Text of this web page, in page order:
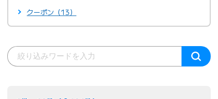
クーポン（13）